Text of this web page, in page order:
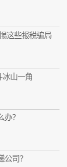
这些报税骗局
冰山一角
？
司？